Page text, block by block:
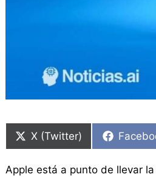
en
X (Twitter)
en
Apple está a punto de llevar
en
en